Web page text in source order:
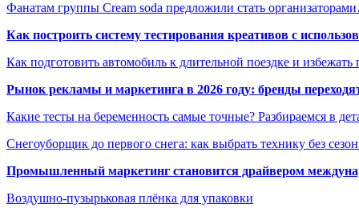
Фанатам группы Cream soda предложили стать
Как построить систему тестирования креативов с
Как подготовить автомобиль к длительной поездке и избежать
Рынок рекламы и маркетинга в 2026 году: бренды
Какие тесты на беременность самые точные? Разбираемся в
Снегоуборщик до первого снега: как выбрать технику без
Промышленный маркетинг становится драйвером
Воздушно-пузырьковая плёнка для упаковки